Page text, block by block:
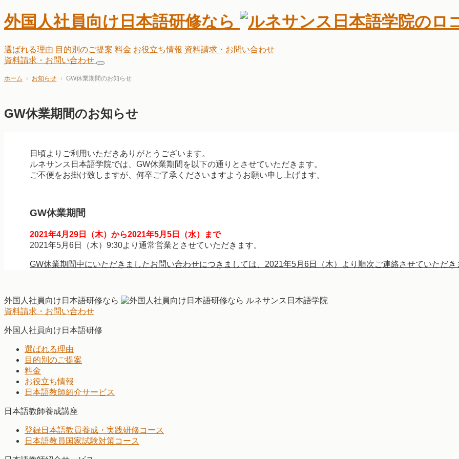
外国人社員向け日本語研修なら
選ばれる理由 目的別のご提案 料金 お役立ち情報 資料請求・お問い合わせ
資料請求・お問い合わせ
ホーム お知らせ GW休業期間のお知らせ
GW休業期間のお知らせ
日頃よりご利用いただきありがとうございます。
ルネサンス日本語学院では、GW休業期間を以下の通りとさせていただきます。
ご不便をお掛け致しますが、何卒ご了承くださいますようお願い申し上げます。
GW休業期間
2021年4月29日（木）から2021年5月5日（水）まで
2021年5月6日（木）9:30より通常営業とさせていただきます。
GW休業期間中にいただきましたお問い合わせにつきましては、2021年5月6日（木）より順次ご連絡させていただき
外国人社員向け日本語研修なら
資料請求・お問い合わせ
外国人社員向け日本語研修
選ばれる理由
目的別のご提案
料金
お役立ち情報
日本語教師紹介サービス
日本語教師養成講座
登録日本語教員養成・実践研修コース
日本語教員国家試験対策コース